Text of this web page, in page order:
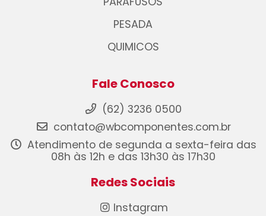
PESADA
QUIMICOS
Fale Conosco
(62) 3236 0500
contato@wbcomponentes.com.br
Atendimento de segunda a sexta-feira das
08h às 12h e das 13h30 às 17h30
Redes Sociais
Instagram